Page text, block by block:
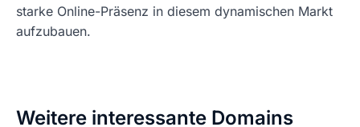
starke Online-Präsenz in diesem dynamischen Markt
aufzubauen.
Weitere interessante Domains